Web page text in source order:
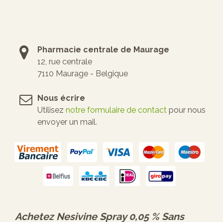
Pharmacie centrale de Maurage
12, rue centrale
7110 Maurage - Belgique
Nous écrire
Utilisez notre formulaire de contact pour nous
envoyer un mail.
AchetezNesivine Spray 0,05 % Sans